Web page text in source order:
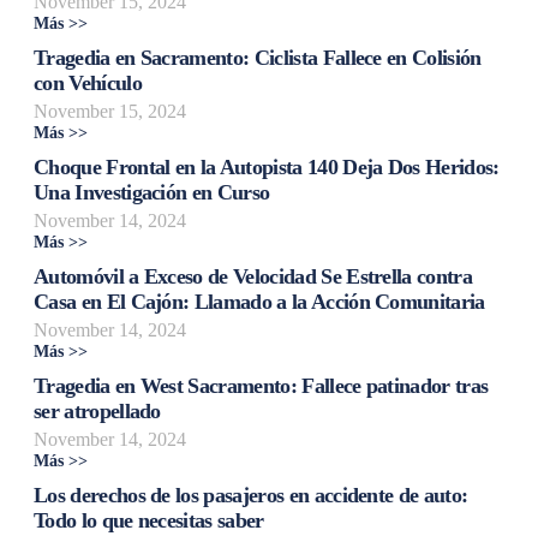
Más >>
Tragedia en Sacramento: Ciclista Fallece en Colisión
con Vehículo
November 15, 2024
Más >>
Choque Frontal en la Autopista 140 Deja Dos Heridos:
Una Investigación en Curso
November 14, 2024
Más >>
Automóvil a Exceso de Velocidad Se Estrella contra
Casa en El Cajón: Llamado a la Acción Comunitaria
November 14, 2024
Más >>
Tragedia en West Sacramento: Fallece patinador tras
ser atropellado
November 14, 2024
Más >>
Los derechos de los pasajeros en accidente de auto:
Todo lo que necesitas saber